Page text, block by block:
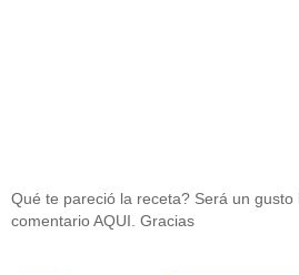
Qué te pareció la receta? Será un gusto
comentario AQUI. Gracias